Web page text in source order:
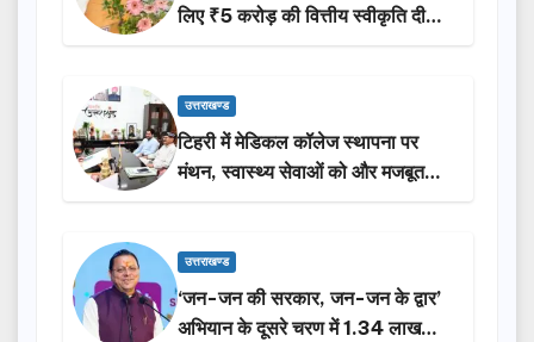
लिए ₹5 करोड़ की वित्तीय स्वीकृति दी…
उत्तराखण्ड
टिहरी में मेडिकल कॉलेज स्थापना पर
मंथन, स्वास्थ्य सेवाओं को और मजबूत
करेगी सरकार: मुख्यमंत्री धामी…
उत्तराखण्ड
‘जन-जन की सरकार, जन-जन के द्वार’
अभियान के दूसरे चरण में 1.34 लाख